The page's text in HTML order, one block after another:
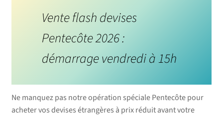
Vente flash devises
Pentecôte 2026 :
démarrage vendredi à 15h
Ne manquez pas notre opération spéciale Pentecôte pour
acheter vos devises étrangères à prix réduit avant votre